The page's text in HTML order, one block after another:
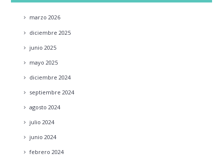
marzo 2026
diciembre 2025
junio 2025
mayo 2025
diciembre 2024
septiembre 2024
agosto 2024
julio 2024
junio 2024
febrero 2024